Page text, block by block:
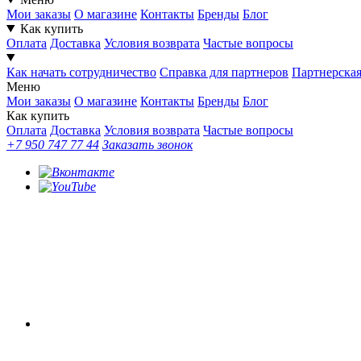
Мои заказы О магазине Контакты Бренды Блог
Как купить
Оплата Доставка Условия возврата Частые вопросы
Как начать сотрудничество Справка для партнеров
Меню
Мои заказы О магазине Контакты Бренды Блог
Как купить
Оплата Доставка Условия возврата Частые вопросы
+7 950 747 77 44 Заказать звонок